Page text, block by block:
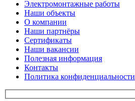
Электромонтажные работы
Наши объекты
О компании
Наши партнёры
Сертификаты
Наши вакансии
Полезная информация
Контакты
Политика конфиденциальности